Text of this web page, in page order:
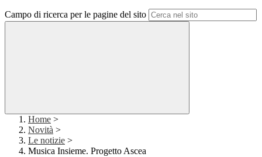
Campo di ricerca per le pagine del sito
Home >
Novità >
Le notizie >
Musica Insieme. Progetto Ascea